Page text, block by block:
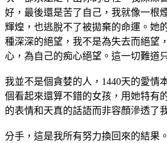
好，最後還是苦了自己，我就像一根
輝煌，也逃脫不了被拋棄的命運。她
種深深的絕望，我不是為失去而絕望
心，為自己的痴心絕望。這一切難道
我並不是個貪婪的人，1440天的愛情
個看起來還算不錯的女孩，用她特有
的表情和天真的話語而非容顏滲透了
分手，這是我所有努力換回來的結果